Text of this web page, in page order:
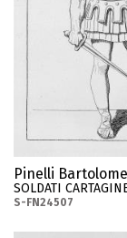
Pinelli
SOLDATI
S-FN24507